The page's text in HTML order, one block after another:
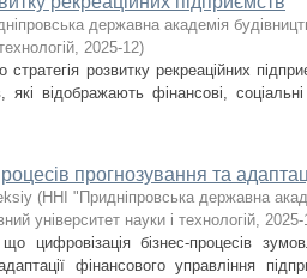
державна академія
, 2025-12)
розвитку рекреаційних
які відображають фінансові,
прогнозування та
(ННІ "Придніпровська державна
університет науки і технологій, 2025-
цифровізація бізнес-процесів
фінансового управління